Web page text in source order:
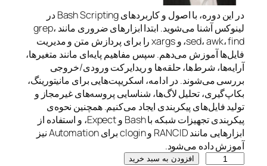
در این دوره، با اصول و کاربردهای Bash Scripting در
لینوکس آشنا می‌شوید. ابتدا ابزارهای ضروری مانند grep،
sed، awk، find، و xargs را برای پردازش متن و مدیریت
فایل‌ها آموزش می‌دهم. سپس مفاهیم پایه‌ای مانند متغیرها،
آرایه‌ها، شرط‌ها، حلقه‌ها و ریدایرکت ورودی/خروجی
بررسی می‌شوند. در ادامه، اسکریپت‌هایی برای مانیتورینگ،
بکاپ‌گیری، تحلیل لاگ‌ها، شناسایی پروسه‌های غیرمجاز و
تولید فایل‌های پیکربندی ایجاد می‌کنیم. همچنین نحوه‌ی
پیکربندی تجهیزات شبکه با Bash و Expect، و استفاده از
ابزارهایی مانند RANCID و clogin برای Automation نیز
آموزش داده می‌شود.
افزودن به سبد خرید